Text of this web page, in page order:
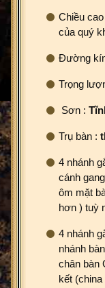
Chiều
của quý
Đường
Trọng
Sơn :
Trụ bàn :
4 nhánh
cánh
ôm mặt
hơn ) tuỳ
4 nhánh
nhánh
chân bàn
kết